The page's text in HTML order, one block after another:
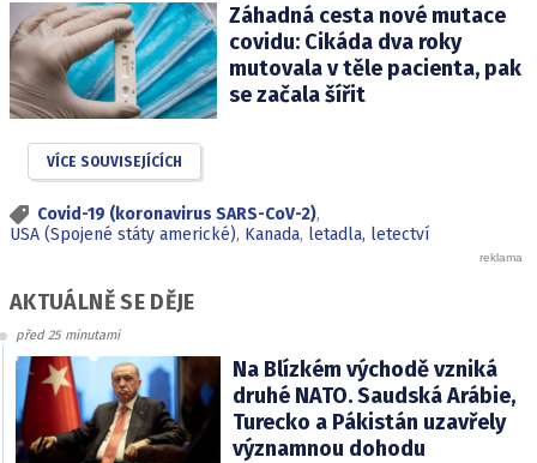
Záhadná cesta nové mutace
covidu: Cikáda dva roky
mutovala v těle pacienta, pak
se začala šířit
VÍCE SOUVISEJÍCÍCH
Covid-19 (koronavirus SARS-CoV-2),
USA (Spojené státy americké), Kanada, letadla, letectví
AKTUÁLNĚ SE DĚJE
před 25 minutami
Na Blízkém východě vzniká
druhé NATO. Saudská Arábie,
Turecko a Pákistán uzavřely
významnou dohodu